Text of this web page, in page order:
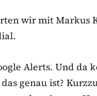
wir mit Markus
Alerts. Und da
genau ist?